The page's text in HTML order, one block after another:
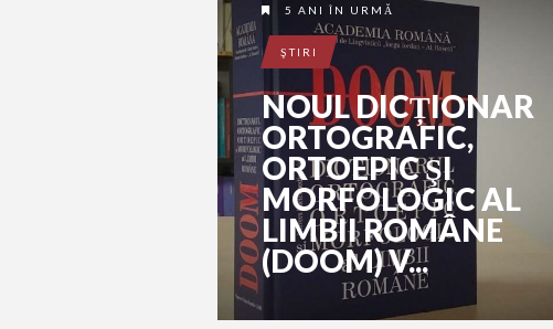
5 ANI ÎN URMĂ
ŞTIRI
NOUL DICȚIONAR
ORTOGRAFIC,
ORTOEPIC ŞI
MORFOLOGIC AL
LIMBII ROMÂNE
(DOOM) V...